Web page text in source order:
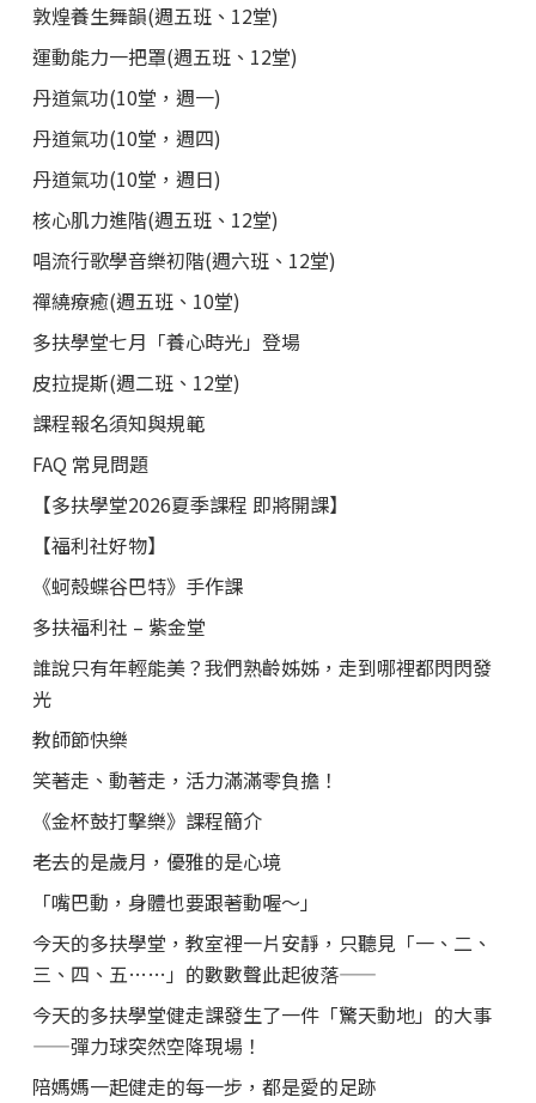
敦煌養生舞韻(週五班、12堂)
運動能力一把罩(週五班、12堂)
丹道氣功(10堂，週一)
丹道氣功(10堂，週四)
丹道氣功(10堂，週日)
核心肌力進階(週五班、12堂)
唱流行歌學音樂初階(週六班、12堂)
禪繞療癒(週五班、10堂)
多扶學堂七月「養心時光」登場
皮拉提斯(週二班、12堂)
課程報名須知與規範
FAQ 常見問題
【多扶學堂2026夏季課程 即將開課】
【福利社好物】
《蚵殼蝶谷巴特》手作課
多扶福利社 – 紫金堂
誰說只有年輕能美？我們熟齡姊姊，走到哪裡都閃閃發
光
教師節快樂
笑著走、動著走，活力滿滿零負擔！
《金杯鼓打擊樂》課程簡介
老去的是歲月，優雅的是心境
「嘴巴動，身體也要跟著動喔～」
今天的多扶學堂，教室裡一片安靜，只聽見「一、二、
三、四、五……」的數數聲此起彼落——
今天的多扶學堂健走課發生了一件「驚天動地」的大事
——彈力球突然空降現場！
陪媽媽一起健走的每一步，都是愛的足跡